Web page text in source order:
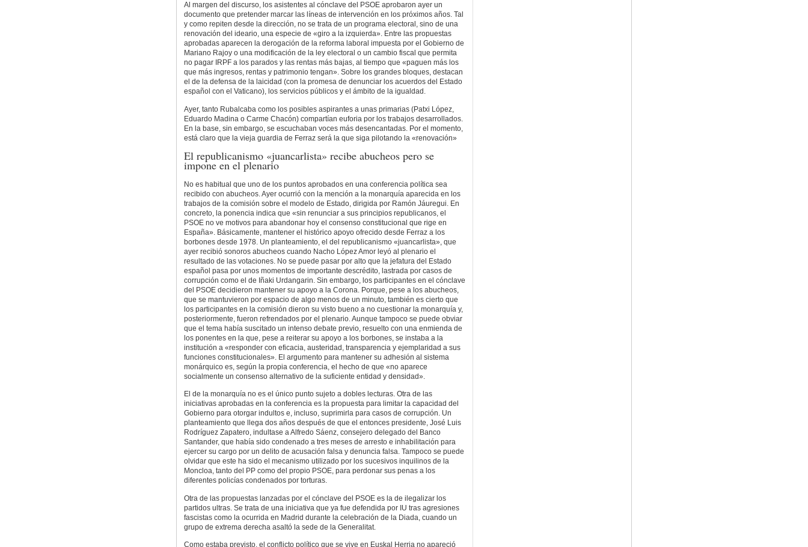
Al margen del discurso, los asistentes al cónclave del PSOE aprobaron ayer un
documento que pretender marcar las líneas de intervención en los próximos años. Tal
y como repiten desde la dirección, no se trata de un programa electoral, sino de una
renovación del ideario, una especie de «giro a la izquierda». Entre las propuestas
aprobadas aparecen la derogación de la reforma laboral impuesta por el Gobierno de
Mariano Rajoy o una modificación de la ley electoral o un cambio fiscal que permita
no pagar IRPF a los parados y las rentas más bajas, al tiempo que «paguen más los
que más ingresos, rentas y patrimonio tengan». Sobre los grandes bloques, destacan
el de la defensa de la laicidad (con la promesa de denunciar los acuerdos del Estado
español con el Vaticano), los servicios públicos y el ámbito de la igualdad.
Ayer, tanto Rubalcaba como los posibles aspirantes a unas primarias (Patxi López,
Eduardo Madina o Carme Chacón) compartían euforia por los trabajos desarrollados.
En la base, sin embargo, se escuchaban voces más desencantadas. Por el momento,
está claro que la vieja guardia de Ferraz será la que siga pilotando la «renovación»
El republicanismo «juancarlista» recibe abucheos pero se
impone en el plenario
No es habitual que uno de los puntos aprobados en una conferencia política sea
recibido con abucheos. Ayer ocurrió con la mención a la monarquía aparecida en los
trabajos de la comisión sobre el modelo de Estado, dirigida por Ramón Jáuregui. En
concreto, la ponencia indica que «sin renunciar a sus principios republicanos, el
PSOE no ve motivos para abandonar hoy el consenso constitucional que rige en
España». Básicamente, mantener el histórico apoyo ofrecido desde Ferraz a los
borbones desde 1978. Un planteamiento, el del republicanismo «juancarlista», que
ayer recibió sonoros abucheos cuando Nacho López Amor leyó al plenario el
resultado de las votaciones. No se puede pasar por alto que la jefatura del Estado
español pasa por unos momentos de importante descrédito, lastrada por casos de
corrupción como el de Iñaki Urdangarin. Sin embargo, los participantes en el cónclave
del PSOE decidieron mantener su apoyo a la Corona. Porque, pese a los abucheos,
que se mantuvieron por espacio de algo menos de un minuto, también es cierto que
los participantes en la comisión dieron su visto bueno a no cuestionar la monarquía y,
posteriormente, fueron refrendados por el plenario. Aunque tampoco se puede obviar
que el tema había suscitado un intenso debate previo, resuelto con una enmienda de
los ponentes en la que, pese a reiterar su apoyo a los borbones, se instaba a la
institución a «responder con eficacia, austeridad, transparencia y ejemplaridad a sus
funciones constitucionales». El argumento para mantener su adhesión al sistema
monárquico es, según la propia conferencia, el hecho de que «no aparece
socialmente un consenso alternativo de la suficiente entidad y densidad».
El de la monarquía no es el único punto sujeto a dobles lecturas. Otra de las
iniciativas aprobadas en la conferencia es la propuesta para limitar la capacidad del
Gobierno para otorgar indultos e, incluso, suprimirla para casos de corrupción. Un
planteamiento que llega dos años después de que el entonces presidente, José Luis
Rodríguez Zapatero, indultase a Alfredo Sáenz, consejero delegado del Banco
Santander, que había sido condenado a tres meses de arresto e inhabilitación para
ejercer su cargo por un delito de acusación falsa y denuncia falsa. Tampoco se puede
olvidar que este ha sido el mecanismo utilizado por los sucesivos inquilinos de la
Moncloa, tanto del PP como del propio PSOE, para perdonar sus penas a los
diferentes policías condenados por torturas.
Otra de las propuestas lanzadas por el cónclave del PSOE es la de ilegalizar los
partidos ultras. Se trata de una iniciativa que ya fue defendida por IU tras agresiones
fascistas como la ocurrida en Madrid durante la celebración de la Diada, cuando un
grupo de extrema derecha asaltó la sede de la Generalitat.
Como estaba previsto, el conflicto político que se vive en Euskal Herria no apareció